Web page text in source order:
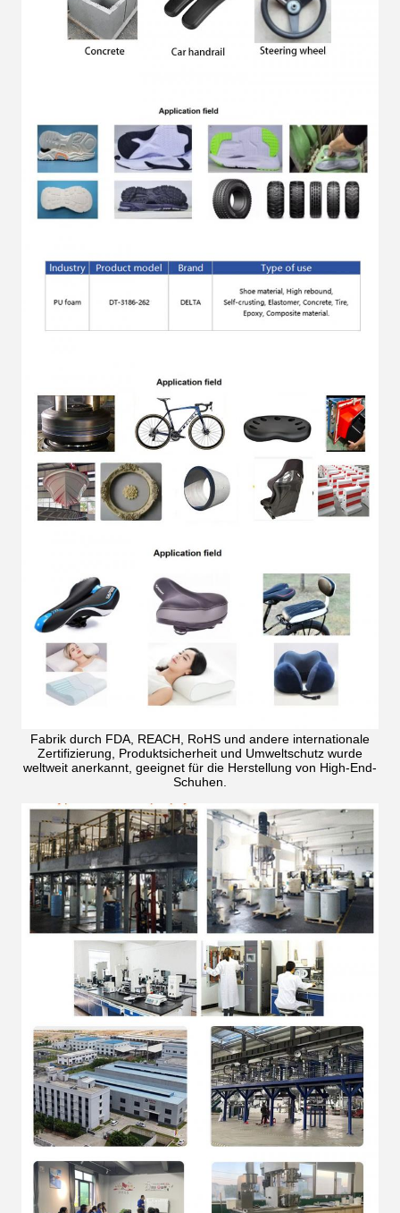
Fabrik durch FDA, REACH, RoHS und andere internationale
Zertifizierung, Produktsicherheit und Umweltschutz wurde
weltweit anerkannt, geeignet für die Herstellung von High-End-
Schuhen.